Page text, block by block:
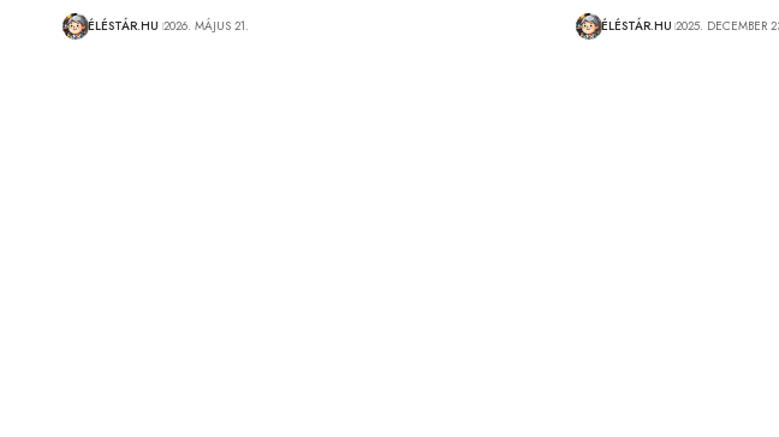
ÉLÉSTÁR.HU 2026. MÁJUS 21. ÉLÉSTÁR.HU 2025. DECEMBER